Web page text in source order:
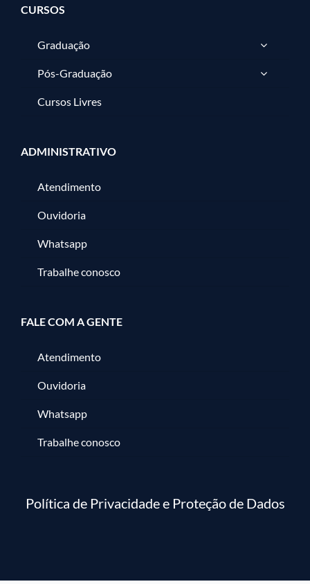
CURSOS
Graduação
Pós-Graduação
Cursos Livres
ADMINISTRATIVO
Atendimento
Ouvidoria
Whatsapp
Trabalhe conosco
FALE COM A GENTE
Atendimento
Ouvidoria
Whatsapp
Trabalhe conosco
Política de Privacidade e Proteção de Dados